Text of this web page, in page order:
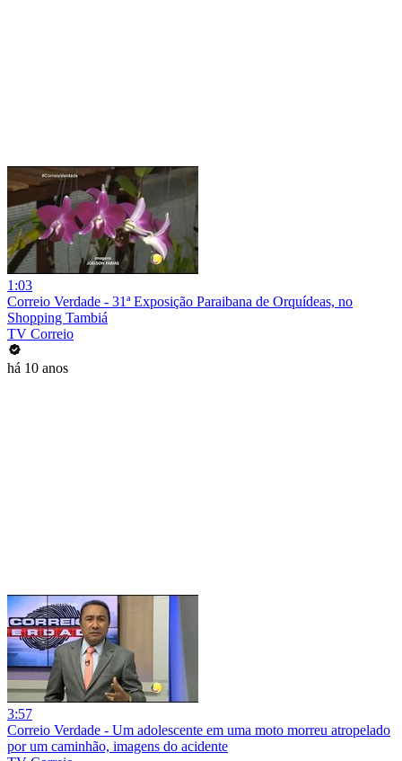
1:03
Correio Verdade - 31ª Exposição Paraibana de Orquídeas, no
Shopping Tambiá
TV Correio
há 10 anos
3:57
Correio Verdade - Um adolescente em uma moto morreu atropelado
por um caminhão, imagens do acidente